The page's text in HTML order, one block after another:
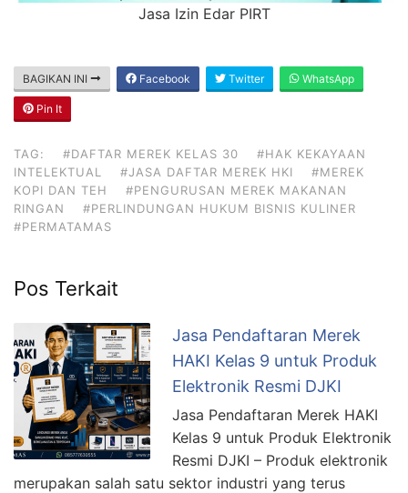
Jasa Izin Edar PIRT
BAGIKAN INI Facebook Twitter WhatsApp
Pin It
TAG: #DAFTAR MEREK KELAS 30
#HAK KEKAYAAN
INTELEKTUAL
#JASA DAFTAR MEREK HKI
#MEREK
KOPI DAN TEH
#PENGURUSAN MEREK MAKANAN
RINGAN
#PERLINDUNGAN HUKUM BISNIS KULINER
#PERMATAMAS
Pos Terkait
Jasa Pendaftaran Merek
HAKI Kelas 9 untuk Produk
Elektronik Resmi DJKI
Jasa Pendaftaran Merek HAKI
Kelas 9 untuk Produk Elektronik
Resmi DJKI – Produk elektronik
merupakan salah satu sektor industri yang terus